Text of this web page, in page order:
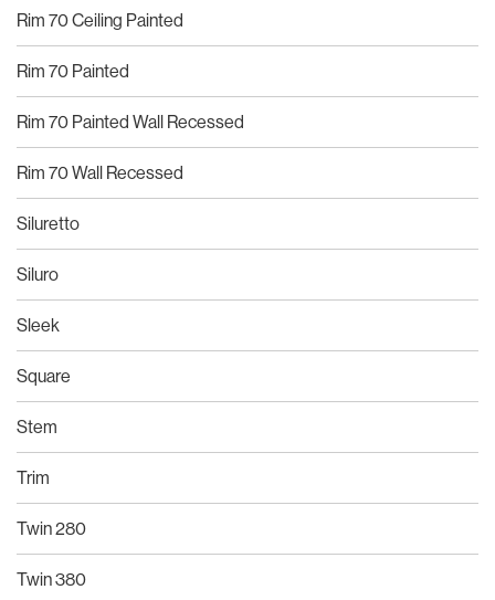
Rim 70 Ceiling Painted
Rim 70 Painted
Rim 70 Painted Wall Recessed
Rim 70 Wall Recessed
Siluretto
Siluro
Sleek
Square
Stem
Trim
Twin 280
Twin 380